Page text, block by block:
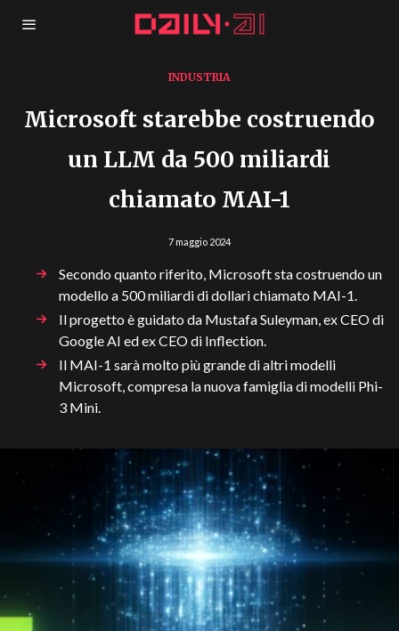
INDUSTRIA
Microsoft starebbe costruendo
un LLM da 500 miliardi
chiamato MAI-1
7 maggio 2024
Secondo quanto riferito, Microsoft sta costruendo un
modello a 500 miliardi di dollari chiamato MAI-1.
Il progetto è guidato da Mustafa Suleyman, ex CEO di
Google AI ed ex CEO di Inflection.
Il MAI-1 sarà molto più grande di altri modelli
Microsoft, compresa la nuova famiglia di modelli Phi-
3 Mini.